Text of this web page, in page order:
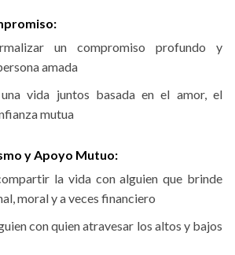
un compromiso profundo y
amada
vida juntos basada en el amor, el
mutua
y Apoyo Mutuo:
la vida con alguien que brinde
moral y a veces financiero
con quien atravesar los altos y bajos